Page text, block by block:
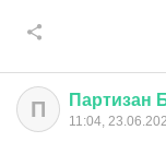
П Партизан
11:04,